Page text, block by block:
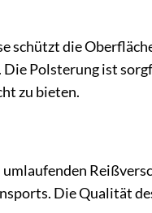
schützt die
Polsterung ist
zu bieten.
Die Qualität